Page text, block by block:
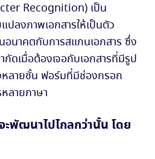
Recognition) เป็น
ปลงภาพเอกสารให้เป็นตัว
นาคตกับการสแกนเอกสาร ซึ่ง
ดเมื่อต้องเจอกับเอกสารที่มีรูป
หลายชั้น ฟอร์มที่มีช่องกรอก
ลายภาษา
พัฒนาไปไกลกว่านั้น โดย